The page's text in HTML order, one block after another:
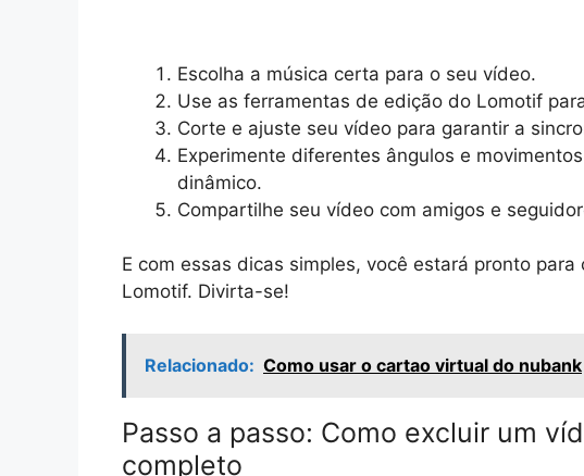
Escolha a música certa para o seu vídeo.
Use as ferramentas de edição do Lomotif
Corte e ajuste seu vídeo para garantir a
Experimente diferentes ângulos e
dinâmico.
Compartilhe seu vídeo com amigos e
E com essas dicas simples, você estará pronto
Lomotif. Divirta-se!
Relacionado: Como usar o cartao virtual do nubank
Passo a passo: Como excluir um
completo